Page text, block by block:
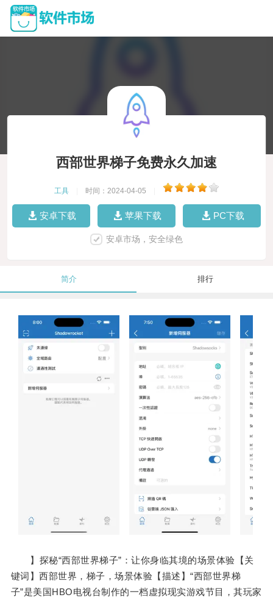
西部世界梯子免费永久加速
工具 时间：2024-04-05
安卓下载 苹果下载 PC下载
安卓市场，安全绿色
简介 排行
】探秘“西部世界梯子”：让你身临其境的场景体验【关
键词】西部世界，梯子，场景体验【描述】“西部世界梯
子”是美国HBO电视台制作的一档虚拟现实游戏节目，其玩家